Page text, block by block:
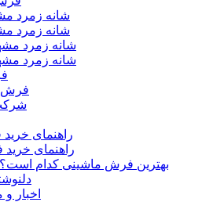
500 شانه زمرد
700 شانه زمرد
1200 شانه زمرد
1500 شانه زمرد
فرش
راهنمای
راهنمای
بهترین فرش ماشینی کدام است؟
اخبار